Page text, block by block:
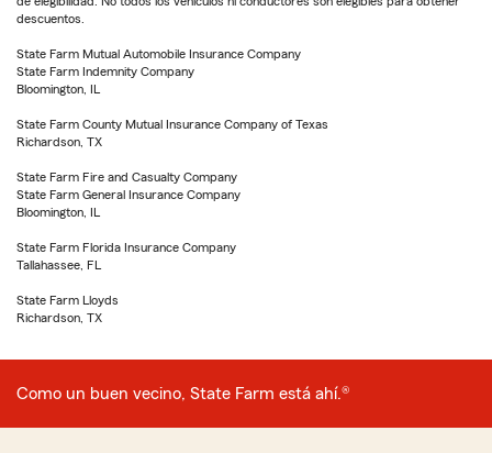
descuentos.
State Farm Mutual Automobile Insurance Company
State Farm Indemnity Company
Bloomington, IL
State Farm County Mutual Insurance Company of Texas
Richardson, TX
State Farm Fire and Casualty Company
State Farm General Insurance Company
Bloomington, IL
State Farm Florida Insurance Company
Tallahassee, FL
State Farm Lloyds
Richardson, TX
Como un buen vecino, State Farm está ahí.®